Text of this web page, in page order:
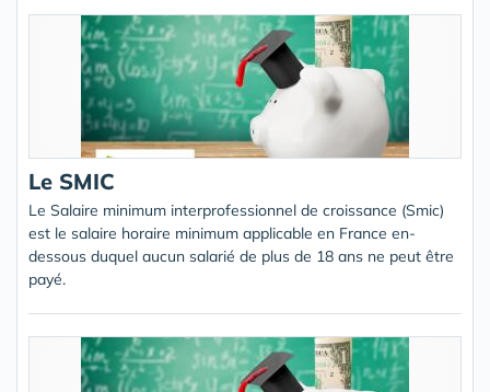
Le SMIC
Le Salaire minimum interprofessionnel de croissance (Smic)
est le salaire horaire minimum applicable en France en-
dessous duquel aucun salarié de plus de 18 ans ne peut être
payé.